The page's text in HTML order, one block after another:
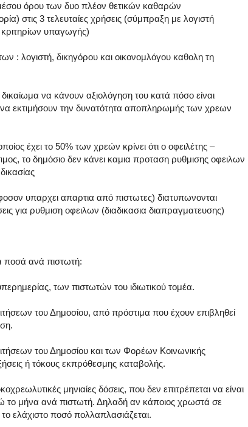
όρου των δυο πλέον θετικών καθαρών
στις 3 τελευταίες χρήσεις (σύμπραξη με λογιστή
κριτηρίων υπαγωγής)
: λογιστή, δικηγόρου και οικονομλόγου καθολη τη
να κάνουν αξιολόγηση του κατά πόσο είναι
να εκτιμήσουν την δυνατότητα αποπληρωμής των χρεων
έχει το 50% των χρεών κρίνει ότι ο οφειλέτης –
το δημόσιο δεν κάνει καμια προταση ρυθμισης οφειλων
υπαρχει απαρτια από πιστωτες) διατυπωνονται
για ρυθμιση οφειλων (διαδικασια διαπραγματευσης)
ποσά ανά πιστωτή:
των πιστωτών του ιδιωτικού τομέα.
του Δημοσίου, από πρόστιμα που έχουν επιβληθεί
του Δημοσίου και των Φορέων Κοινωνικής
ή τόκους εκπρόθεσμης καταβολής.
μηνιαίες δόσεις, που δεν επιτρέπεται να είναι
το μήνα ανά πιστωτή. Δηλαδή αν κάποιος χρωστά σε
ελάχιστο ποσό πολλαπλασιάζεται.